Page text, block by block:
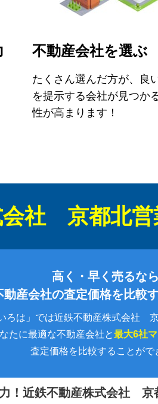
不動産会社を選ぶ
たくさん選んだ方が、良
を提示する会社が見つか
性が高まります！
会社 京都北営
高く・早く売るなら
動産会社の査定価格を比較
ろは」では近鉄不動産株式会社
たに最適な不動産会社と最大6社
査定価格を比較することがで
！ 近鉄不動産株式会社 京